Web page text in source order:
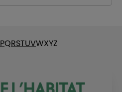
PQRSTUVWXYZ